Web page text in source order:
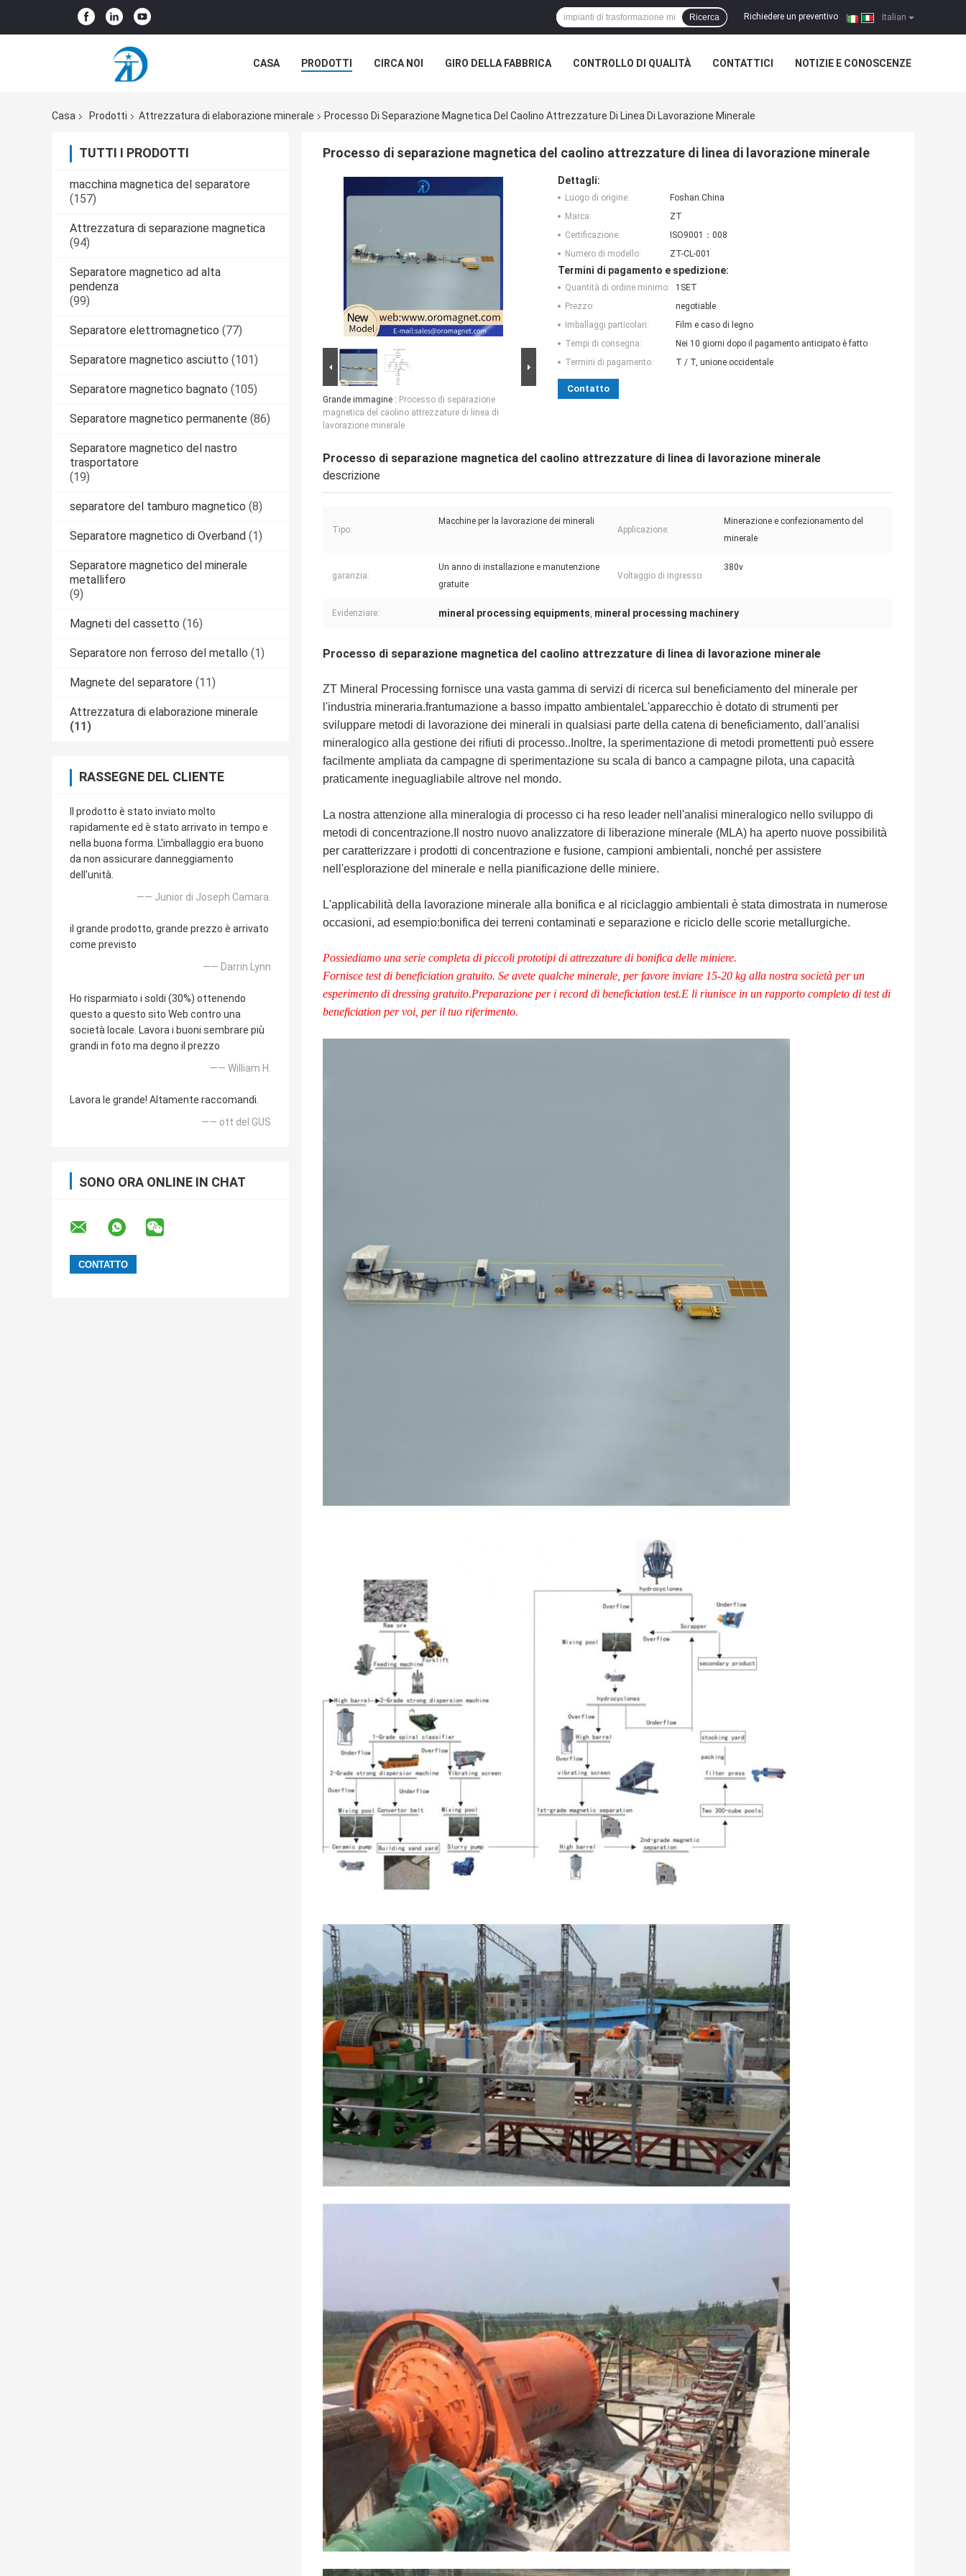
Italian
Richiedere un preventivo |
Ricerca
CASA PRODOTTI CIRCA NOI GIRO DELLA FABBRICA CONTROLLO DI QUALITÀ CONTATTICI NOTIZIE E CONOSCENZE
Casa
Prodotti Attrezzatura di elaborazione minerale Processo Di Separazione Magnetica Del Caolino Attrezzature Di Linea Di Lavorazione Minerale
TUTTI I PRODOTTI
macchina magnetica del separatore
(157)
Attrezzatura di separazione magnetica
(94)
Separatore magnetico ad alta
pendenza
(99)
Separatore elettromagnetico (77)
Separatore magnetico asciutto (101)
Separatore magnetico bagnato (105)
Separatore magnetico permanente (86)
Separatore magnetico del nastro
trasportatore
(19)
separatore del tamburo magnetico (8)
Separatore magnetico di Overband (1)
Separatore magnetico del minerale
metallifero
(9)
Magneti del cassetto (16)
Separatore non ferroso del metallo (1)
Magnete del separatore (11)
Attrezzatura di elaborazione minerale
(11)
RASSEGNE DEL CLIENTE
Il prodotto è stato inviato molto
rapidamente ed è stato arrivato in tempo e
nella buona forma. L'imballaggio era buono
da non assicurare danneggiamento
dell'unità.
—— Junior di Joseph Camara.
il grande prodotto, grande prezzo è arrivato
come previsto
—— Darrin Lynn
Ho risparmiato i soldi (30%) ottenendo
questo a questo sito Web contro una
società locale. Lavora i buoni sembrare più
grandi in foto ma degno il prezzo
—— William H.
Lavora le grande! Altamente raccomandi.
—— ott del GUS
SONO ORA ONLINE IN CHAT
Processo di separazione magnetica del caolino attrezzature di linea di lavorazione minerale
Grande immagine : Processo di separazione
magnetica del caolino attrezzature di linea di
lavorazione minerale
Dettagli:
Luogo di origine:
Foshan.China
Marca:
ZT
Certificazione:
ISO9001：008
Numero di modello:
ZT-CL-001
Termini di pagamento e spedizione:
Quantità di ordine minimo:
1SET
Prezzo:
negotiable
Imballaggi particolari:
Film e caso di legno
Tempi di consegna:
Nei 10 giorni dopo il pagamento anticipato è fatto
Termini di pagamento:
T / T, unione occidentale
Contatto
Processo di separazione magnetica del caolino attrezzature di linea di lavorazione minerale
descrizione
Tipo:
Macchine per la lavorazione dei minerali
Applicazione:
Minerazione e confezionamento del
minerale
garanzia:
Un anno di installazione e manutenzione
gratuite
Voltaggio di ingresso:
380v
Evidenziare: mineral processing equipments, mineral processing machinery
Processo di separazione magnetica del caolino attrezzature di linea di lavorazione minerale
ZT Mineral Processing fornisce una vasta gamma di servizi di ricerca sul beneficiamento del minerale per
l'industria mineraria.frantumazione a basso impatto ambientaleL'apparecchio è dotato di strumenti per
sviluppare metodi di lavorazione dei minerali in qualsiasi parte della catena di beneficiamento, dall'analisi
mineralogico alla gestione dei rifiuti di processo..Inoltre, la sperimentazione di metodi promettenti può essere
facilmente ampliata da campagne di sperimentazione su scala di banco a campagne pilota, una capacità
praticamente ineguagliabile altrove nel mondo.
La nostra attenzione alla mineralogia di processo ci ha reso leader nell'analisi mineralogico nello sviluppo di
metodi di concentrazione.Il nostro nuovo analizzatore di liberazione minerale (MLA) ha aperto nuove possibilità
per caratterizzare i prodotti di concentrazione e fusione, campioni ambientali, nonché per assistere
nell'esplorazione del minerale e nella pianificazione delle miniere.
L'applicabilità della lavorazione minerale alla bonifica e al riciclaggio ambientali è stata dimostrata in numerose
occasioni, ad esempio:bonifica dei terreni contaminati e separazione e riciclo delle scorie metallurgiche.
Possiediamo una serie completa di piccoli prototipi di attrezzature di bonifica delle miniere.
Fornisce test di beneficiation gratuito. Se avete qualche minerale, per favore inviare 15-20 kg alla nostra società per un
esperimento di dressing gratuito.Preparazione per i record di beneficiation test.E li riunisce in un rapporto completo di test di
beneficiation per voi, per il tuo riferimento.